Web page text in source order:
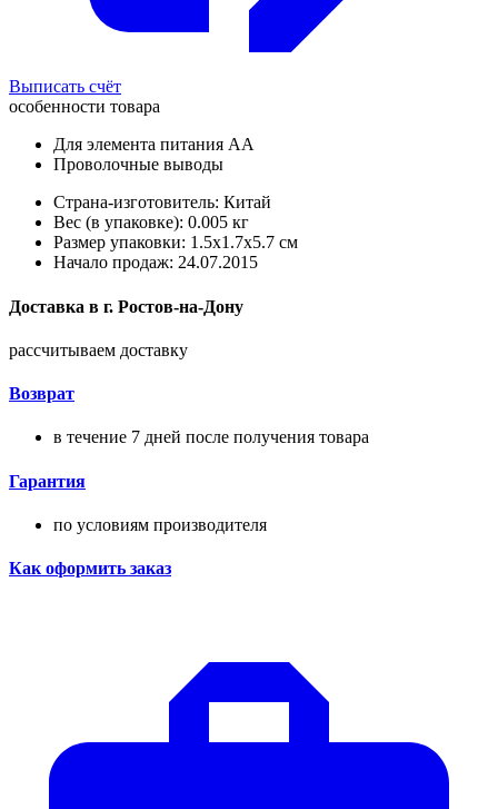
Выписать счёт
особенности товара
Для элемента питания АА
Проволочные выводы
Страна-изготовитель: Китай
Вес (в упаковке): 0.005 кг
Размер упаковки: 1.5x1.7x5.7 см
Начало продаж: 24.07.2015
Доставка в г. Ростов-на-Дону
рассчитываем доставку
Возврат
в течение 7 дней после получения товара
Гарантия
по условиям производителя
Как оформить заказ